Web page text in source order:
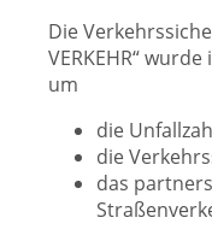
Die
VERKEHR“
um
die
die
das